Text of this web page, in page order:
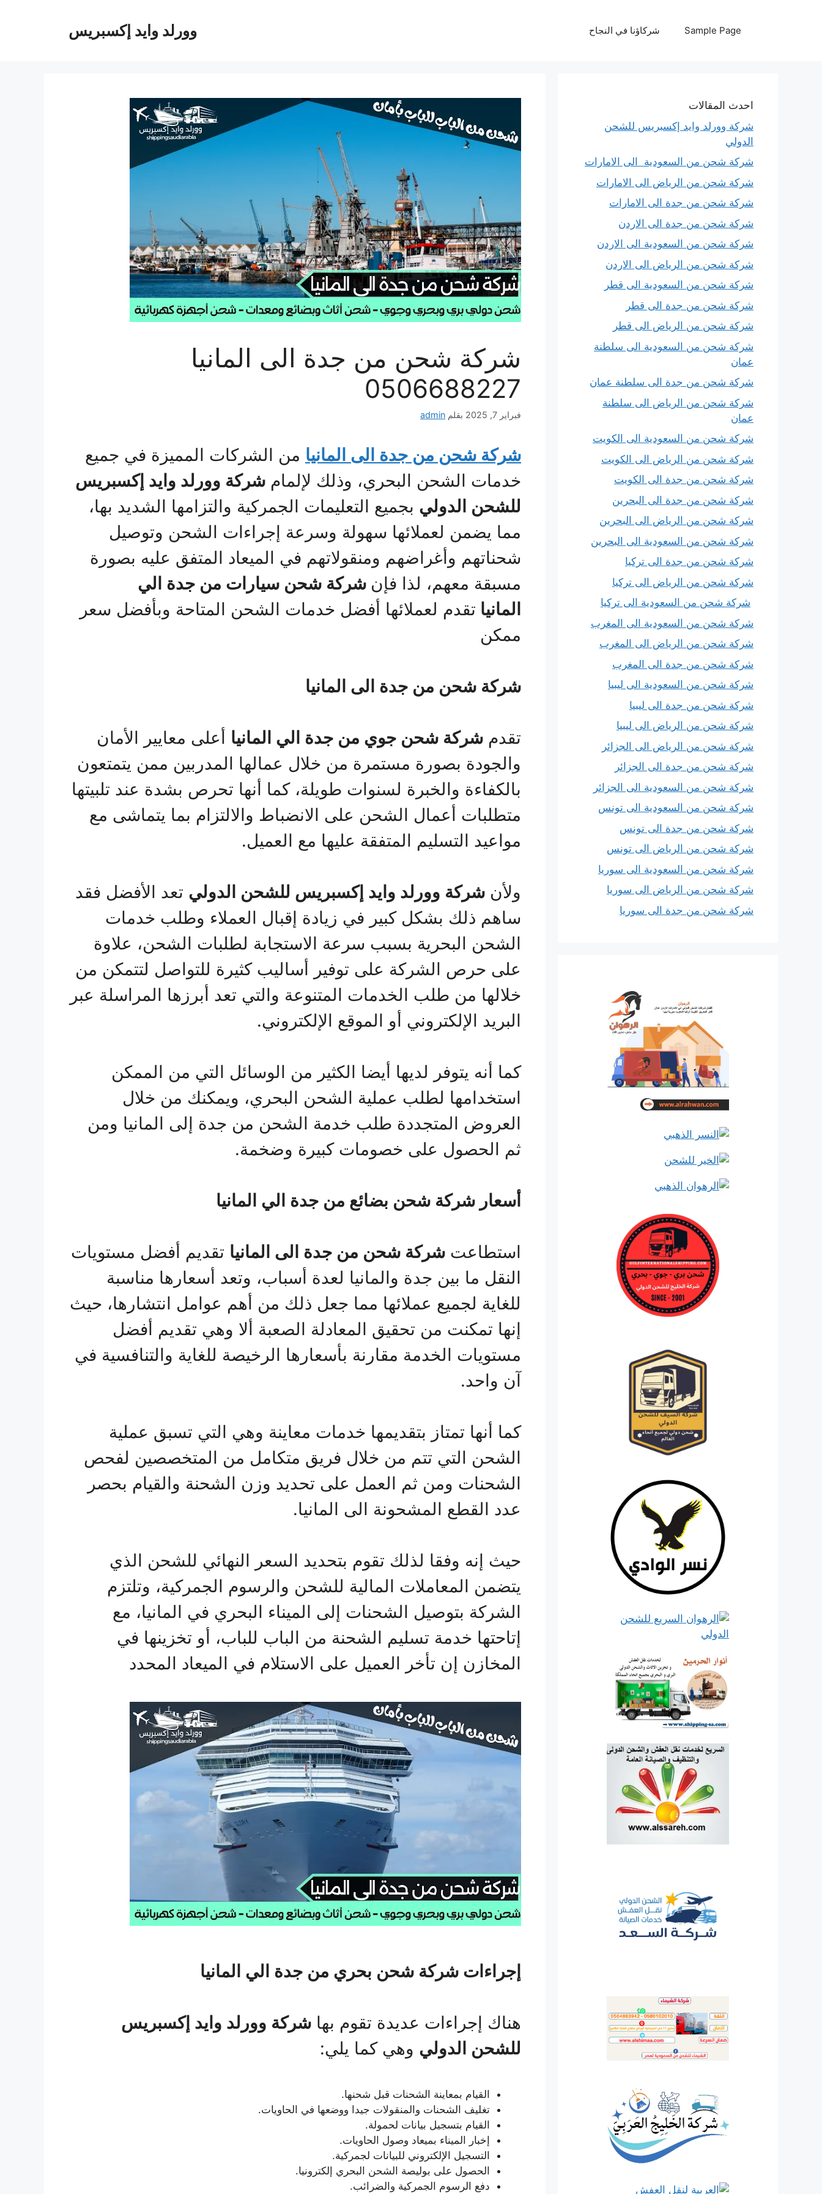
وورلد وايد إكسبريس Sample Page شركاؤنا في النجاح
شركة شحن من جدة الى المانيا
0506688227
فبراير 7, 2025 بقلم admin
شركة شحن من جدة الى المانيا من الشركات المميزة في جميع
خدمات الشحن البحري، وذلك لإلمام شركة وورلد وايد إكسبريس
للشحن الدولي بجميع التعليمات الجمركية والتزامها الشديد بها،
مما يضمن لعملائها سهولة وسرعة إجراءات الشحن وتوصيل
شحناتهم وأغراضهم ومنقولاتهم في الميعاد المتفق عليه بصورة
مسبقة معهم، لذا فإن شركة شحن سيارات من جدة الي
المانيا تقدم لعملائها أفضل خدمات الشحن المتاحة وبأفضل سعر
ممكن
شركة شحن من جدة الى المانيا
تقدم شركة شحن جوي من جدة الي المانيا أعلى معايير الأمان
والجودة بصورة مستمرة من خلال عمالها المدربين ممن يتمتعون
بالكفاءة والخبرة لسنوات طويلة، كما أنها تحرص بشدة عند تلبيتها
متطلبات أعمال الشحن على الانضباط والالتزام بما يتماشى مع
مواعيد التسليم المتفقة عليها مع العميل.
ولأن شركة وورلد وايد إكسبريس للشحن الدولي تعد الأفضل فقد
ساهم ذلك بشكل كبير في زيادة إقبال العملاء وطلب خدمات
الشحن البحرية بسبب سرعة الاستجابة لطلبات الشحن، علاوة
على حرص الشركة على توفير أساليب كثيرة للتواصل لتتمكن من
خلالها من طلب الخدمات المتنوعة والتي تعد أبرزها المراسلة عبر
البريد الإلكتروني أو الموقع الإلكتروني.
كما أنه يتوفر لديها أيضا الكثير من الوسائل التي من الممكن
استخدامها لطلب عملية الشحن البحري، ويمكنك من خلال
العروض المتجددة طلب خدمة الشحن من جدة إلى المانيا ومن
ثم الحصول على خصومات كبيرة وضخمة.
أسعار شركة شحن بضائع من جدة الي المانيا
استطاعت شركة شحن من جدة الى المانيا تقديم أفضل مستويات
النقل ما بين جدة والمانيا لعدة أسباب، وتعد أسعارها مناسبة
للغاية لجميع عملائها مما جعل ذلك من أهم عوامل انتشارها، حيث
إنها تمكنت من تحقيق المعادلة الصعبة ألا وهي تقديم أفضل
مستويات الخدمة مقارنة بأسعارها الرخيصة للغاية والتنافسية في
آن واحد.
كما أنها تمتاز بتقديمها خدمات معاينة وهي التي تسبق عملية
الشحن التي تتم من خلال فريق متكامل من المتخصصين لفحص
الشحنات ومن ثم العمل على تحديد وزن الشحنة والقيام بحصر
عدد القطع المشحونة الى المانيا.
حيث إنه وفقا لذلك تقوم بتحديد السعر النهائي للشحن الذي
يتضمن المعاملات المالية للشحن والرسوم الجمركية، وتلتزم
الشركة بتوصيل الشحنات إلى الميناء البحري في المانيا، مع
إتاحتها خدمة تسليم الشحنة من الباب للباب، أو تخزينها في
المخازن إن تأخر العميل على الاستلام في الميعاد المحدد
إجراءات شركة شحن بحري من جدة الي المانيا
هناك إجراءات عديدة تقوم بها شركة وورلد وايد إكسبريس
للشحن الدولي وهي كما يلي:
القيام بمعاينة الشحنات قبل شحنها.
تغليف الشحنات والمنقولات جيدا ووضعها في الحاويات.
القيام بتسجيل بيانات لحمولة.
إخبار الميناء بميعاد وصول الحاويات.
التسجيل الإلكتروني للبيانات لجمركية.
الحصول على بوليصة الشحن البحري إلكترونيا.
دفع الرسوم الجمركية والضرائب.
احدث المقالات
شركة وورلد وايد إكسبريس للشحن
الدولي
شركة شحن من السعودية الى الامارات
شركة شحن من الرياض الى الامارات
شركة شحن من جدة الى الامارات
شركة شحن من جدة الى الاردن
شركة شحن من السعودية الى الاردن
شركة شحن من الرياض الى الاردن
شركة شحن من السعودية الى قطر
شركة شحن من جدة الى قطر
شركة شحن من الرياض الى قطر
شركة شحن من السعودية الى سلطنة
عمان
شركة شحن من جدة الى سلطنة عمان
شركة شحن من الرياض الى سلطنة
عمان
شركة شحن من السعودية الى الكويت
شركة شحن من الرياض الى الكويت
شركة شحن من جدة الى الكويت
شركة شحن من جدة الى البحرين
شركة شحن من الرياض الى البحرين
شركة شحن من السعودية الى البحرين
شركة شحن من جدة الى تركيا
شركة شحن من الرياض الى تركيا
شركة شحن من السعودية الى تركيا
شركة شحن من السعودية الى المغرب
شركة شحن من الرياض الى المغرب
شركة شحن من جدة الى المغرب
شركة شحن من السعودية الى ليبيا
شركة شحن من جدة الى ليبيا
شركة شحن من الرياض الى ليبيا
شركة شحن من الرياض الى الجزائر
شركة شحن من جدة الى الجزائر
شركة شحن من السعودية الى الجزائر
شركة شحن من السعودية الى تونس
شركة شحن من جدة الى تونس
شركة شحن من الرياض الى تونس
شركة شحن من السعودية الى سوريا
شركة شحن من الرياض الى سوريا
شركة شحن من جدة الى سوريا